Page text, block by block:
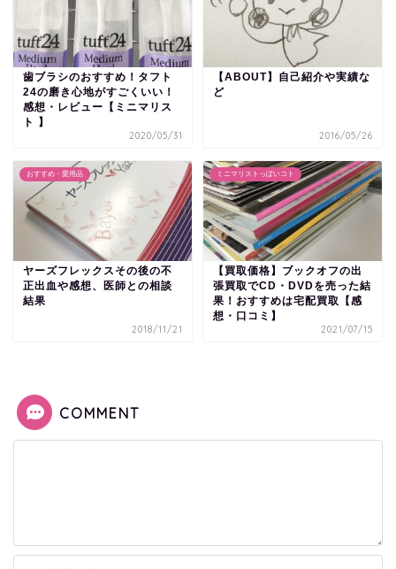
歯ブラシのおすすめ！タフト
24の磨き心地がすごくいい！
感想・レビュー【ミニマリス
ト 】
2020/05/31
【ABOUT】自己紹介や実績な
ど
2016/05/26
おすすめ・愛用品
ヤーズフレックスその後の不
正出血や感想、医師との相談
結果
2018/11/21
ミニマリストっぽいコト
【買取価格】ブックオフの出
張買取でCD・DVDを売った結
果！おすすめは宅配買取【感
想・口コミ】
2021/07/15
COMMENT